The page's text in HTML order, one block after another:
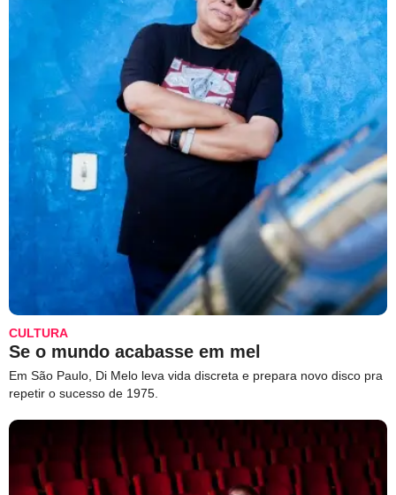
CULTURA
Se o mundo acabasse em mel
Em São Paulo, Di Melo leva vida discreta e prepara novo disco pra
repetir o sucesso de 1975.